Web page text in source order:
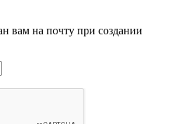
вам на почту при создании